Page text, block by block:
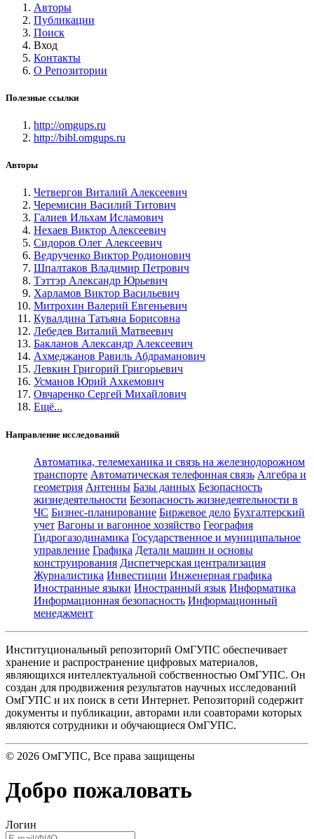
Авторы
Публикации
Поиск
Вход
Контакты
О Репозитории
Полезные ссылки
http://omgups.ru
http://bibl.omgups.ru
Авторы
Четвергов Виталий Алексеевич
Черемисин Василий Титович
Галиев Ильхам Исламович
Нехаев Виктор Алексеевич
Сидоров Олег Алексеевич
Ведрученко Виктор Родионович
Шпалтаков Владимир Петрович
Тэттэр Александр Юрьевич
Харламов Виктор Васильевич
Митрохин Валерий Евгеньевич
Кувалдина Татьяна Борисовна
Лебедев Виталий Матвеевич
Бакланов Александр Алексеевич
Ахмеджанов Равиль Абдраманович
Левкин Григорий Григорьевич
Усманов Юрий Ахкемович
Овчаренко Сергей Михайлович
Ещё...
Направление исследований
Автоматика, телемеханика и связь на железнодорожном
транспорте Автоматическая телефонная связь Алгебра и
геометрия Антенны Базы данных Безопасность
жизнедеятельности Безопасность жизнедеятельности в
ЧС Бизнес-планирование Биржевое дело Бухгалтерский
учет Вагоны и вагонное хозяйство География
Гидрогазодинамика Государственное и муниципальное
управление Графика Детали машин и основы
конструирования Диспетчерская централизация
Журналистика Инвестиции Инженерная графика
Иностранные языки Иностранный язык Информатика
Информационная безопасность Информационный
менеджмент
Институциональный репозиторий ОмГУПС обеспечивает
хранение и распространение цифровых материалов,
являющихся интеллектуальной собственностью ОмГУПС. Он
создан для продвижения результатов научных исследований
ОмГУПС и их поиск в сети Интернет. Репозиторий содержит
документы и публикации, авторами или соавторами которых
являются сотрудники и обучающиеся ОмГУПС.
© 2026 ОмГУПС, Все права защищены
Добро пожаловать
Логин